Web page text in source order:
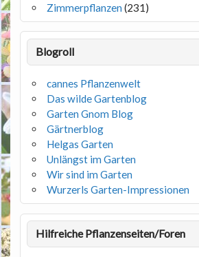
Zimmerpflanzen (231)
Blogroll
cannes Pflanzenwelt
Das wilde Gartenblog
Garten Gnom Blog
Gärtnerblog
Helgas Garten
Unlängst im Garten
Wir sind im Garten
Wurzerls Garten-Impressionen
Hilfreiche Pflanzenseiten/Foren